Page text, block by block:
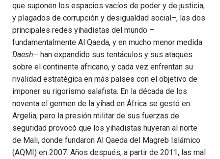
que suponen los espacios vacíos de poder y de justicia,
y plagados de corrupción y desigualdad social–, las dos
principales redes yihadistas del mundo –
fundamentalmente Al Qaeda, y en mucho menor medida
Daesh– han expandido sus tentáculos y sus ataques
sobre el continente africano, y cada vez enfrentan su
rivalidad estratégica en más países con el objetivo de
imponer su rigorismo salafista. En la década de los
noventa el germen de la yihad en África se gestó en
Argelia, pero la presión militar de sus fuerzas de
seguridad provocó que los yihadistas huyeran al norte
de Mali, donde fundaron Al Qaeda del Magreb Islámico
(AQMI) en 2007. Años después, a partir de 2011, las mal